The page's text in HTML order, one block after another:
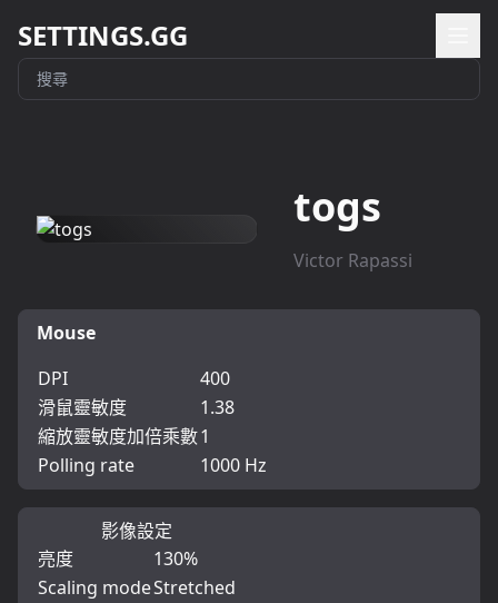
SETTINGS.GG
togs
Victor Rapassi
Mouse
DPI
400
滑鼠靈敏度
1.38
縮放靈敏度加倍乘數1
Polling rate
1000 Hz
影像設定
亮度
130%
Scaling modeStretched